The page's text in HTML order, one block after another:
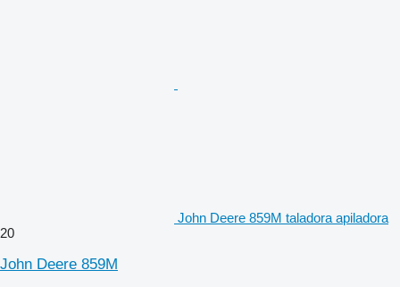
John Deere 859M taladora apiladora
20
John Deere 859M